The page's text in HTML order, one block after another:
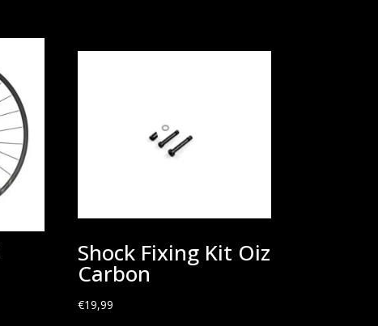
Shock Fixing Kit Oiz
Carbon
€19,99